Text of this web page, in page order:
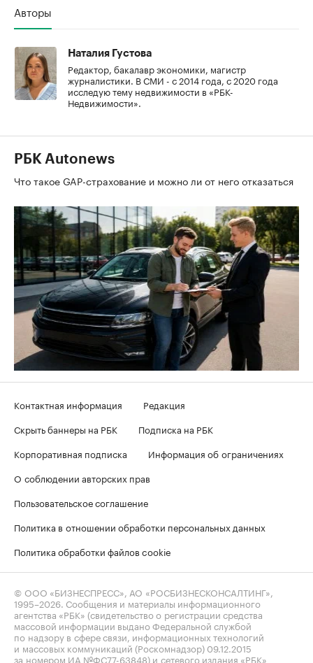
Авторы
Наталия Густова
Редактор, бакалавр экономики, магистр
журналистики. В СМИ - с 2014 года, с 2020 года
исследую тему недвижимости в «РБК-
Недвижимости».
РБК Autonews
Что такое GAP-страхование и можно ли от него отказаться
Контактная информация
Редакция
Скрыть баннеры на РБК
Подписка на РБК
Корпоративная подписка
Информация об ограничениях
О соблюдении авторских прав
Пользовательское соглашение
Политика в отношении обработки персональных данных
Политика обработки файлов cookie
© ООО «БИЗНЕСПРЕСС», АО «РОСБИЗНЕСКОНСАЛТИНГ»,
1995–2026 . Сообщения и материалы информационного
агентства «РБК» (свидетельство о регистрации средства
массовой информации выдано Федеральной службой
по надзору в сфере связи, информационных технологий
и массовых коммуникаций (Роскомнадзор) 09.12.2015
за номером ИА №ФС77-63848) и сетевого издания «РБК»